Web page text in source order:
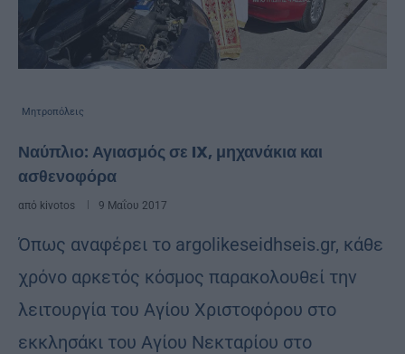
Μητροπόλεις
Ναύπλιο: Αγιασμός σε IX, μηχανάκια και
ασθενοφόρα
από kivotos 9 Μαΐου 2017
Όπως αναφέρει το argolikeseidhseis.gr, κάθε
χρόνο αρκετός κόσμος παρακολουθεί την
λειτουργία του Αγίου Χριστοφόρου στο
εκκλησάκι του Αγίου Νεκταρίου στο